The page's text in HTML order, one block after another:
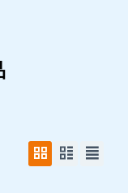
パンプー）藤井